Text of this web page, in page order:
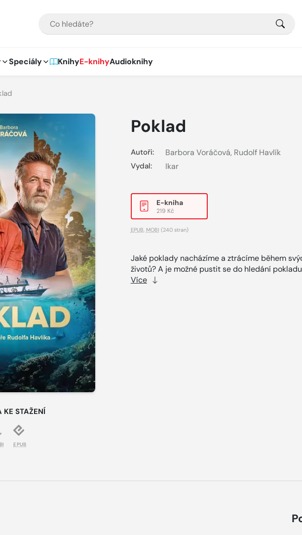
Speciály KnihyE-knihyAudioknihy
KE STAŽENÍ
EPUB
Poklad
Autoři: Barbora Voráčová, Rudolf Havlík
Vydal: Ikar
E-kniha
219 Kč
EPUB MOBI (240 stran)
Jaké poklady nacházíme a ztrácíme během
životů? A je možné pustit se do hledání
Více